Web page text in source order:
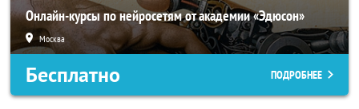
Онлайн-курсы по нейросетям от академии «Эдюсон»
Москва
Бесплатно ПОДРОБНЕЕ